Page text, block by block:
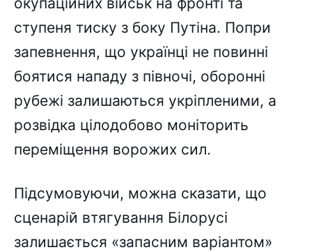
ступеня тиску з боку Путіна. Попри
запевнення, що українці не повинні
боятися нападу з півночі, оборонні
рубежі залишаються укріпленими, а
розвідка цілодобово моніторить
переміщення ворожих сил.
Підсумовуючи, можна сказати, що
сценарій втягування Білорусі
залишається «запасним варіантом»